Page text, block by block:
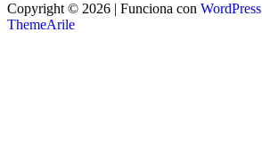
Copyright © 2026 | Funciona con WordPress
ThemeArile